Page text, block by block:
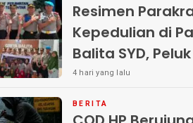
Resimen
Kepedulian di
Balita SYD,
Terlantar
4 hari yang lalu
BERITA